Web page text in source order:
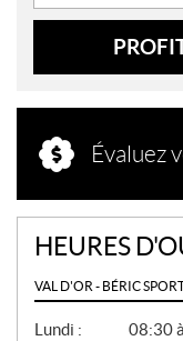
Évaluez
HEURES
VAL D'OR - BÉRIC
G
Lundi :
08:30